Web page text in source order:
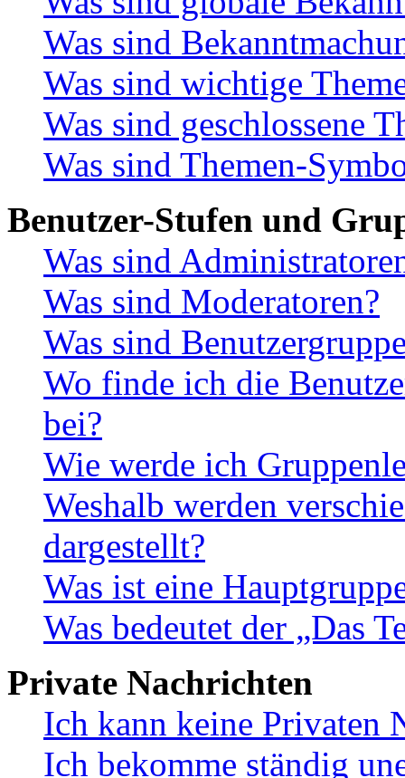
Was sind
Was sind wichtige
Was sind geschlossene
Was sind Themen-
Benutzer-Stufen und
Was sind
Was sind Moderatoren?
Was sind
Wo finde ich die
bei?
Wie werde ich
Weshalb werden
dargestellt?
Was ist eine
Was bedeutet der „Das
Private Nachrichten
Ich kann keine Privaten
Ich bekomme ständig